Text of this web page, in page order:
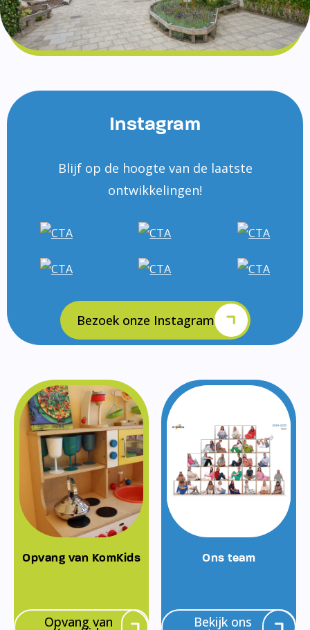
Instagram
Blijf op de hoogte van de laatste
ontwikkelingen!
Bezoek onze Instagram
Opvang van KomKids
Opvang van
Ons team
Bekijk ons